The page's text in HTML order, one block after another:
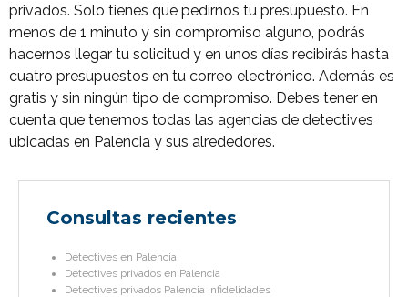
privados. Solo tienes que pedirnos tu presupuesto. En
menos de 1 minuto y sin compromiso alguno, podrás
hacernos llegar tu solicitud y en unos días recibirás hasta
cuatro presupuestos en tu correo electrónico. Además es
gratis y sin ningún tipo de compromiso. Debes tener en
cuenta que tenemos todas las agencias de detectives
ubicadas en Palencia y sus alrededores.
Consultas recientes
Detectives en Palencia
Detectives privados en Palencia
Detectives privados Palencia infidelidades